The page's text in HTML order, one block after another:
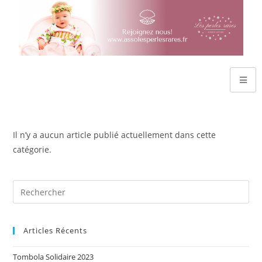
Il n’y a aucun article publié actuellement dans cette
catégorie.
Articles Récents
Tombola Solidaire 2023